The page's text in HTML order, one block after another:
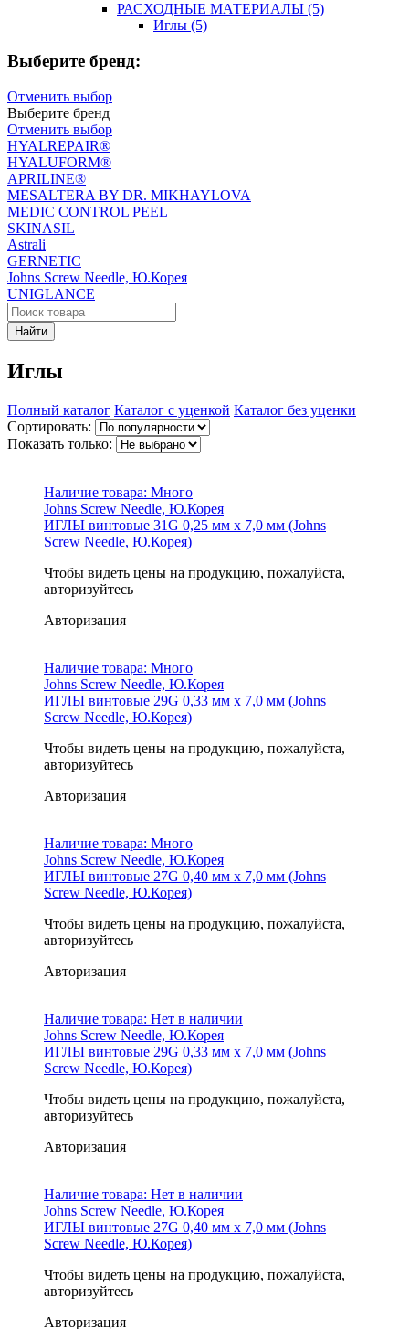
РАСХОДНЫЕ МАТЕРИАЛЫ (5)
Иглы (5)
Выберите бренд:
Отменить выбор
Выберите бренд
Отменить выбор
HYALREPAIR®
HYALUFORM®
APRILINE®
MESALTERA BY DR. MIKHAYLOVA
MEDIC CONTROL PEEL
SKINASIL
Astrali
GERNETIC
Johns Screw Needle, Ю.Корея
UNIGLANCE
Найти
Иглы
Полный каталог Каталог с уценкой Каталог без уценки
Сортировать:
Показать только:
Наличие товара: Много
Johns Screw Needle, Ю.Корея
ИГЛЫ винтовые 31G 0,25 мм х 7,0 мм (Johns
Screw Needle, Ю.Корея)
Чтобы видеть цены на продукцию, пожалуйста,
авторизуйтесь
Авторизация
Наличие товара: Много
Johns Screw Needle, Ю.Корея
ИГЛЫ винтовые 29G 0,33 мм х 7,0 мм (Johns
Screw Needle, Ю.Корея)
Чтобы видеть цены на продукцию, пожалуйста,
авторизуйтесь
Авторизация
Наличие товара: Много
Johns Screw Needle, Ю.Корея
ИГЛЫ винтовые 27G 0,40 мм х 7,0 мм (Johns
Screw Needle, Ю.Корея)
Чтобы видеть цены на продукцию, пожалуйста,
авторизуйтесь
Авторизация
Наличие товара: Нет в наличии
Johns Screw Needle, Ю.Корея
ИГЛЫ винтовые 29G 0,33 мм х 7,0 мм (Johns
Screw Needle, Ю.Корея)
Чтобы видеть цены на продукцию, пожалуйста,
авторизуйтесь
Авторизация
Наличие товара: Нет в наличии
Johns Screw Needle, Ю.Корея
ИГЛЫ винтовые 27G 0,40 мм х 7,0 мм (Johns
Screw Needle, Ю.Корея)
Чтобы видеть цены на продукцию, пожалуйста,
авторизуйтесь
Авторизация